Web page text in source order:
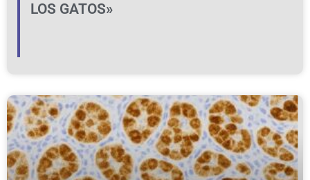
LOS GATOS»